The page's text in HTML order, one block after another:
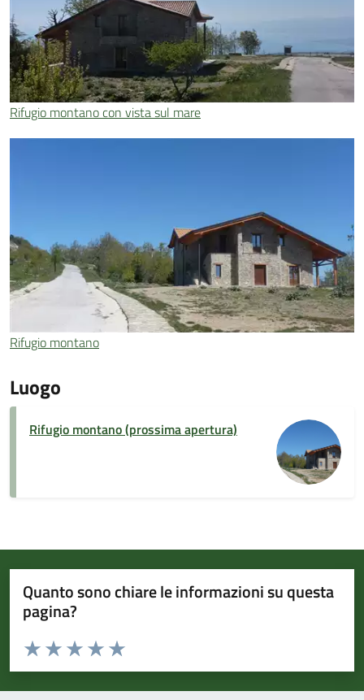
Rifugio montano con vista sul mare
Rifugio montano
Luogo
Rifugio montano (prossima apertura)
Quanto sono chiare le informazioni su questa
pagina?
Valuta da 1 a 5 stelle la pagina
Valuta 5 stelle su 5
Valuta 4 stelle su 5
Valuta 3 stelle su 5
Valuta 2 stelle su 5
Valuta 1 stelle su 5